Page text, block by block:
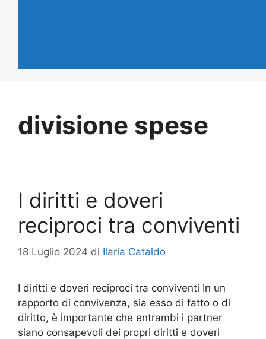
divisione spese
I diritti e doveri
reciproci tra conviventi
18 Luglio 2024 di Ilaria Cataldo
I diritti e doveri reciproci tra conviventi In un
rapporto di convivenza, sia esso di fatto o di
diritto, è importante che entrambi i partner
siano consapevoli dei propri diritti e doveri